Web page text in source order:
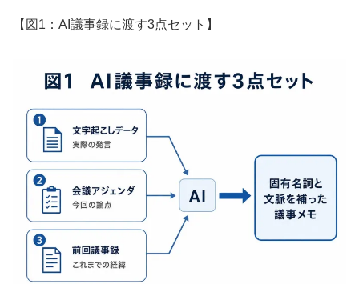
【図1：AI議事録に渡す3点セット】